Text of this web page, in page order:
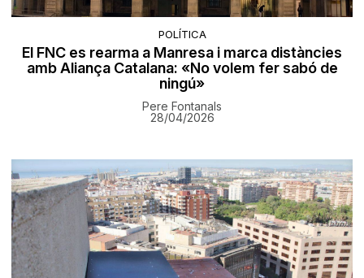
POLÍTICA
El FNC es rearma a Manresa i marca distàncies
amb Aliança Catalana: «No volem fer sabó de
ningú»
Pere Fontanals
28/04/2026